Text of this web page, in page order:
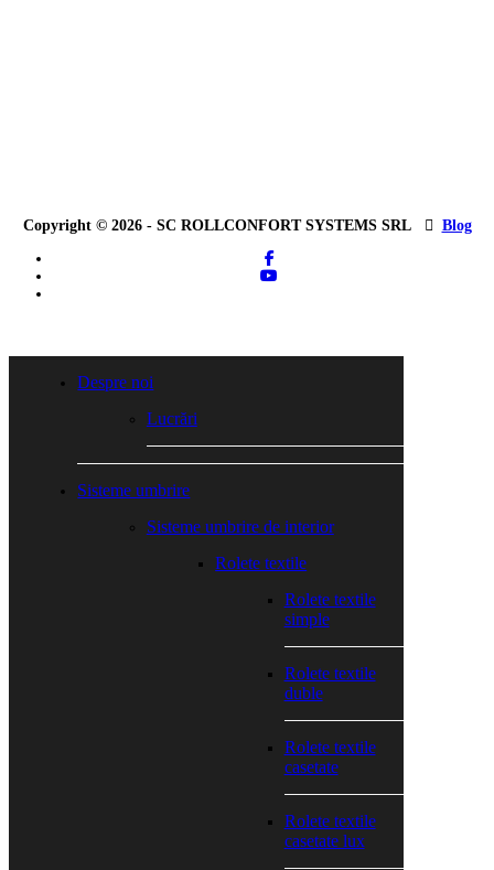
Copyright © 2026 - SC ROLLCONFORT SYSTEMS SRL
Blog
facebook
youtube
Despre noi
Lucrări
Sisteme umbrire
Sisteme umbrire de interior
Rolete textile
Rolete textile
simple
Rolete textile
duble
Rolete textile
casetate
Rolete textile
casetate lux